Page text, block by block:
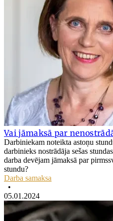
Vai jāmaksā par
Darbiniekam noteikta astoņu
darbinieks nostrādāja sešas
darba devējam jāmaksā par
stundu?
Darba samaksa
•
05.01.2024